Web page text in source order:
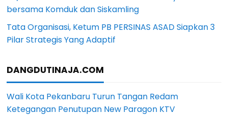
bersama Komduk dan Siskamling
Tata Organisasi, Ketum PB PERSINAS ASAD Siapkan 3
Pilar Strategis Yang Adaptif
DANGDUTINAJA.COM
Wali Kota Pekanbaru Turun Tangan Redam
Ketegangan Penutupan New Paragon KTV